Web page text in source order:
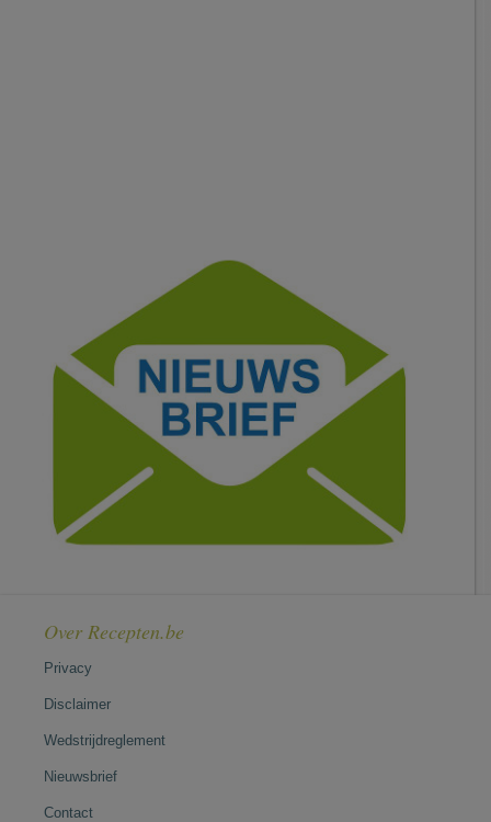
Over Recepten.be
Privacy
Disclaimer
Wedstrijdreglement
Nieuwsbrief
Contact